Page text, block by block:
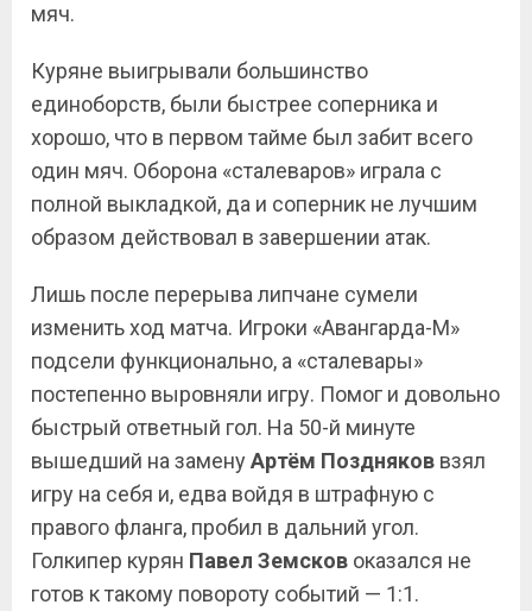
мяч.
Куряне выигрывали большинство
единоборств, были быстрее соперника и
хорошо, что в первом тайме был забит всего
один мяч. Оборона «сталеваров» играла с
полной выкладкой, да и соперник не лучшим
образом действовал в завершении атак.
Лишь после перерыва липчане сумели
изменить ход матча. Игроки «Авангарда-М»
подсели функционально, а «сталевары»
постепенно выровняли игру. Помог и довольно
быстрый ответный гол. На 50-й минуте
вышедший на заменуАртём Поздняков взял
игру на себя и, едва войдя в штрафную с
правого фланга, пробил в дальний угол.
Голкипер курян Павел Земсков оказался не
готов к такому повороту событий — 1:1.